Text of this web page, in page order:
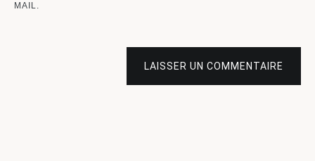
MAIL.
LAISSER UN COMMENTAIRE